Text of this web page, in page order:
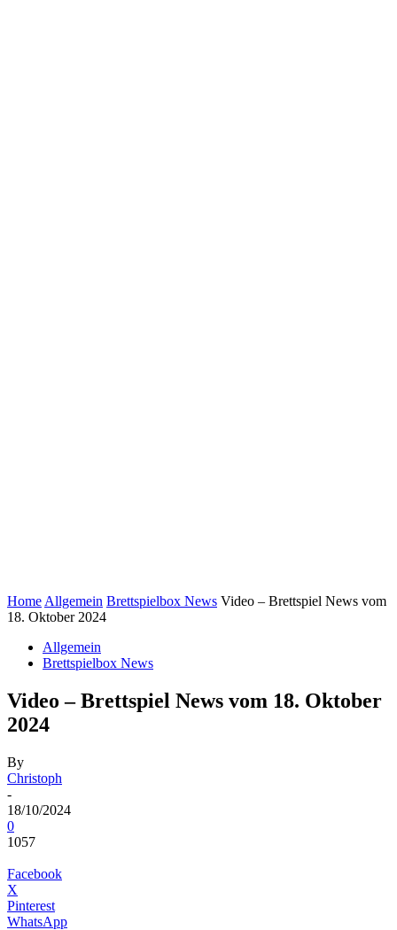
Home Allgemein Brettspielbox News Video – Brettspiel News vom
18. Oktober 2024
Allgemein
Brettspielbox News
Video – Brettspiel News vom 18. Oktober
2024
By
Christoph
-
18/10/2024
0
1057
Facebook
X
Pinterest
WhatsApp